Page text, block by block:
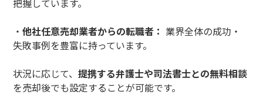
把握しています。
・他社任意売却業者からの転職者： 業界全体の成功・
失敗事例を豊富に持っています。
状況に応じて、提携する弁護士や司法書士との無料相談
を売却後でも設定することが可能です。